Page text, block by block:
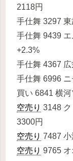
2118円
手仕舞 3297
手仕舞 9439
+2.3%
手仕舞 4367
手仕舞 6996
買い 6841 横
空売り 3148
3300円
空売り 7487
空売り 9765